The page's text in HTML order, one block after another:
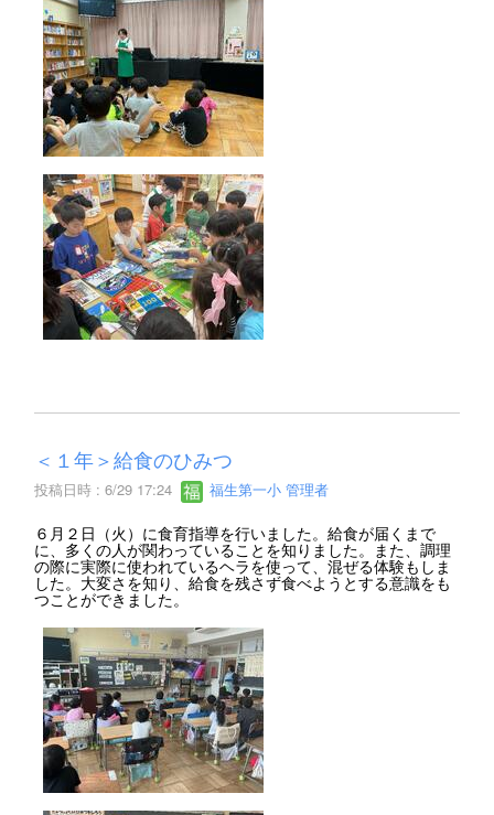
＜１年＞給食のひみつ
投稿日時 : 6/29 17:24 福生第一小 管理者
６月２日（火）に食育指導を行いました。給食が届くまで
に、多くの人が関わっていることを知りました。また、調理
の際に実際に使われているヘラを使って、混ぜる体験もしま
した。大変さを知り、給食を残さず食べようとする意識をも
つことができました。